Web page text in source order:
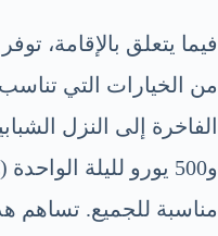
فيما يتعلق بالإقامة،
من الخيارات التي
مناسبة للجميع. تساهم